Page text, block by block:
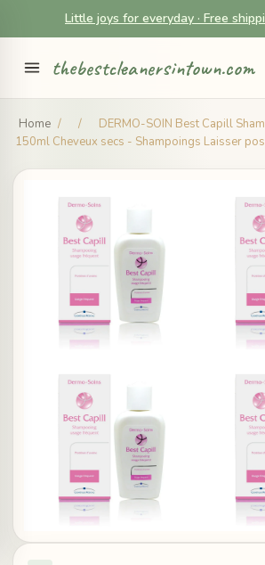
Little joys for everyday · Free
thebestcleanersintown.com
Home / /
DERMO-SOIN Best Capill
150ml Cheveux secs - Shampoings Laisser